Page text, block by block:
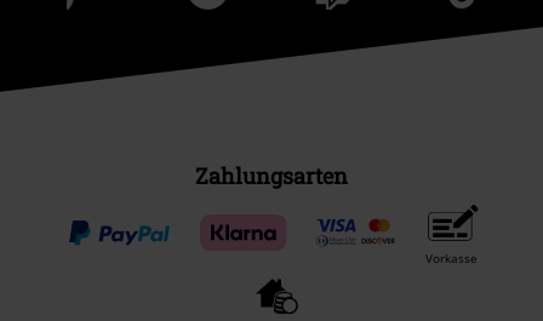
Zahlungsarten
Vorkasse